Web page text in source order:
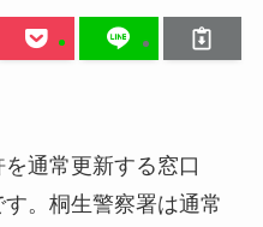
通常更新する窓口
す。桐生警察署は通常